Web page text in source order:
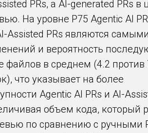
PRs, а AI-generated PRs в
На уровне P75 Agentic AI
Assisted PRs являются
и вероятность
в среднем (4.2 против
что указывает на более
Agentic AI PRs и AI-
объем кода, который
по сравнению с ручными